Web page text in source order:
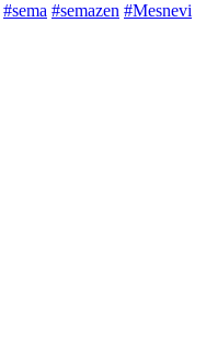
#sema #semazen #Mesnevi